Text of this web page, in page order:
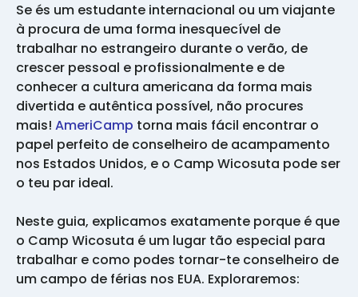
Se és um estudante internacional ou um viajante
à procura de uma forma inesquecível de
trabalhar no estrangeiro durante o verão, de
crescer pessoal e profissionalmente e de
conhecer a cultura americana da forma mais
divertida e autêntica possível, não procures
mais! AmeriCamp torna mais fácil encontrar o
papel perfeito de conselheiro de acampamento
nos Estados Unidos, e o Camp Wicosuta pode ser
o teu par ideal.
Neste guia, explicamos exatamente porque é que
o Camp Wicosuta é um lugar tão especial para
trabalhar e como podes tornar-te conselheiro de
um campo de férias nos EUA. Exploraremos: